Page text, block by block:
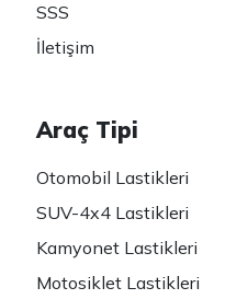
SSS
İletişim
Araç Tipi
Otomobil Lastikleri
SUV-4x4 Lastikleri
Kamyonet Lastikleri
Motosiklet Lastikleri